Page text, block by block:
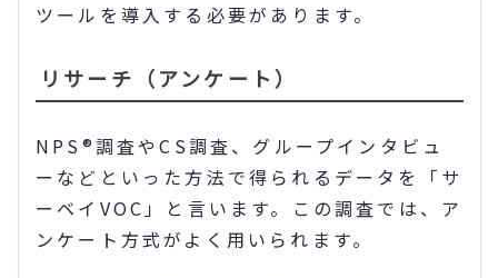
ツールを導入する必要があります。
リサーチ（アンケート）
NPS®調査やCS調査、グループインタビュ
ーなどといった方法で得られるデータを「サ
ーベイVOC」と言います。この調査では、ア
ンケート方式がよく用いられます。